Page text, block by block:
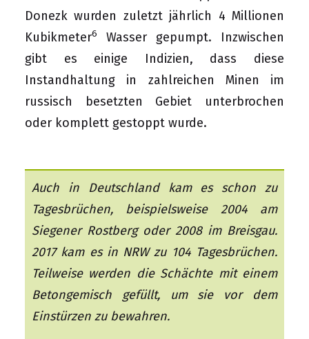
Donezk wurden zuletzt jährlich 4 Millionen
Kubikmeter6
Wasser gepumpt. Inzwischen
gibt es einige Indizien, dass diese
Instandhaltung in zahlreichen Minen im
russisch besetzten Gebiet unterbrochen
oder komplett gestoppt wurde.
Auch in Deutschland kam es schon zu
Tagesbrüchen, beispielsweise 2004 am
Siegener Rostberg oder 2008 im Breisgau.
2017 kam es in NRW zu 104 Tagesbrüchen.
Teilweise werden die Schächte mit einem
Betongemisch gefüllt, um sie vor dem
Einstürzen zu bewahren.